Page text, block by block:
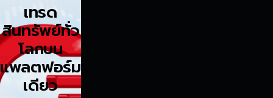
เทรด
สินทรัพย์ทั่ว
โลกบน
แพลตฟอร์ม
เดียว